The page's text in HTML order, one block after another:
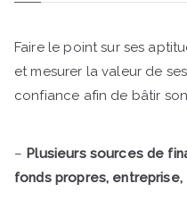
Faire le point sur ses
et mesurer la valeur de
confiance afin de bâtir
– Plusieurs sources de
fonds propres, entreprise,